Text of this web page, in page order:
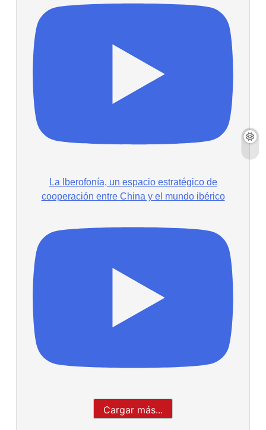
La Iberofonía, un espacio estratégico de
cooperación entre China y el mundo ibérico
Cargar más...